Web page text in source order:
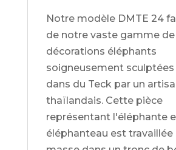
Notre modèle DMTE 24
de notre vaste gamme de
décorations éléphants
soigneusement sculptées
dans du Teck par un
thaïlandais. Cette pièce
représentant l'éléphante
éléphanteau est travaillée